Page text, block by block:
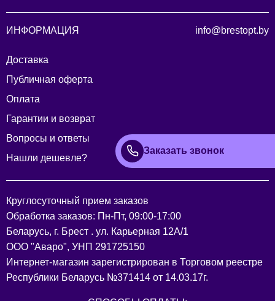
ИНФОРМАЦИЯ
Доставка
Публичная оферта
Оплата
Гарантии и возврат
Вопросы и ответы
Нашли дешевле?
info@brestopt.by
Заказать звонок
Круглосуточный прием заказов
Обработка заказов: Пн-Пт, 09:00-17:00
Беларусь, г. Брест . ул. Карьерная 12А/1
ООО "Аваро", УНП 291725150
Интернет-магазин зарегистрирован в Торговом реестре
Республики Беларусь №371414 от 14.03.17г.